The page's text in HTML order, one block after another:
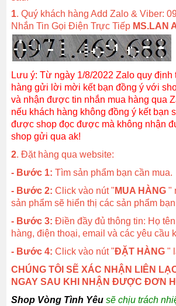
1. Quý khách hàng Add Zalo & Viber:
Nhắn Tin Gọi Điện Trực Tiếp MS.LAN
Lưu ý: Từ ngày 1/8/2022 Zalo quy định
hàng gửi lời mời kết bạn đồng ý với
và nhận được tin nhắn mua hàng qua
nếu khách hàng không đồng ý kết bạn
được shop đọc được mà không nhận
shop gửi qua ak!
2. Đặt hàng qua website:
- Bước 1: Tìm sản phẩm bạn cần mua.
- Bước 2: Click vào nút " MUA HÀNG "
sản phẩm sẽ hiển thị các sản phẩm
- Bước 3:Điền đầy đủ thông tin: Họ
hàng, điện thoại, email và các yêu cầu
- Bước 4:Click vào nút "ĐẶT HÀNG "
CHÚNG TÔI SẼ XÁC NHẬN LIÊN
NGAY SAU KHI NHẬN ĐƯỢC ĐƠN
Shop Vòng Tình Yêu sẽ chịu trách